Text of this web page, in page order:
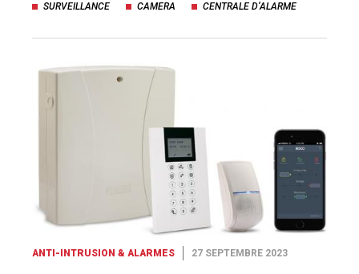
SURVEILLANCE CAMERA CENTRALE D’ALARME
ANTI-INTRUSION & ALARMES 27 SEPTEMBRE 2023